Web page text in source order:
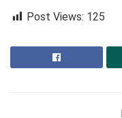
Post Views: 125